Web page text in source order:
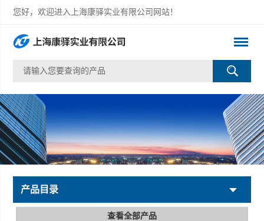
您好，欢迎进入上海康驿实业有限公司网站！
产品目录
查看全部产品